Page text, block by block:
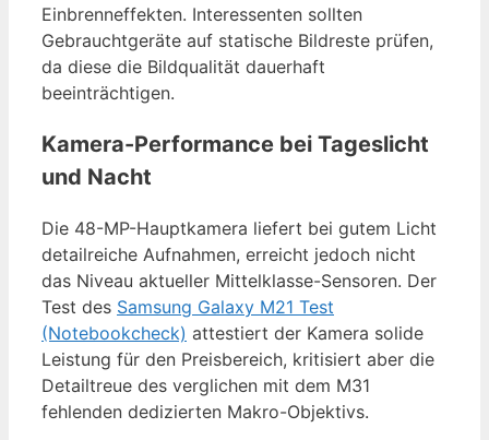
Einbrenneffekten. Interessenten sollten
Gebrauchtgeräte auf statische Bildreste prüfen,
da diese die Bildqualität dauerhaft
beeinträchtigen.
Kamera-Performance bei Tageslicht
und Nacht
Die 48-MP-Hauptkamera liefert bei gutem Licht
detailreiche Aufnahmen, erreicht jedoch nicht
das Niveau aktueller Mittelklasse-Sensoren. Der
Test des Samsung Galaxy M21 Test
(Notebookcheck) attestiert der Kamera solide
Leistung für den Preisbereich, kritisiert aber die
Detailtreue des verglichen mit dem M31
fehlenden dedizierten Makro-Objektivs.